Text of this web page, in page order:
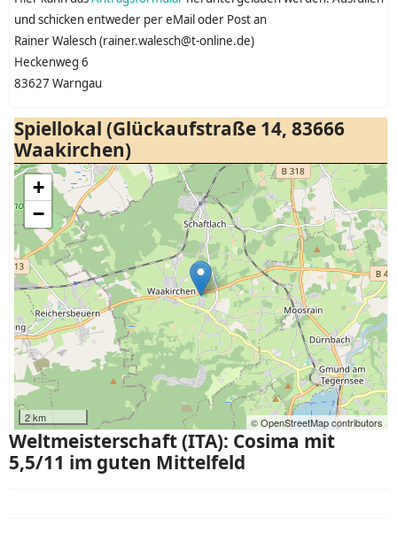
und schicken entweder per eMail oder Post an
Rainer Walesch (rainer.walesch@t-online.de)
Heckenweg 6
83627 Warngau
Spiellokal (Glückaufstraße 14, 83666
Waakirchen)
+
−
2 km © OpenStreetMap contributors
Weltmeisterschaft (ITA): Cosima mit
5,5/11 im guten Mittelfeld